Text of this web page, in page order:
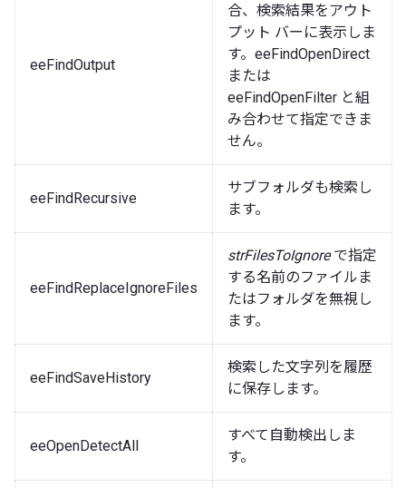
eeFindOutput
合、検索結果をアウト
プット バーに表示しま
す。eeFindOpenDirect
または
eeFindOpenFilter と組
み合わせて指定できま
せん。
eeFindRecursive
サブフォルダも検索し
ます。
eeFindReplaceIgnoreFiles
strFilesToIgnoreで指定
する名前のファイルま
たはフォルダを無視し
ます。
eeFindSaveHistory
検索した文字列を履歴
に保存します。
eeOpenDetectAll
すべて自動検出しま
す。